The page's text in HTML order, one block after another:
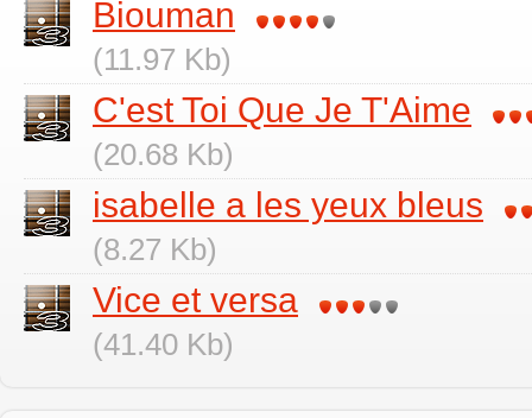
Biouman
(11.97 Kb)
C'est Toi Que Je T'Aime
(20.68 Kb)
isabelle a les yeux bleus
(8.27 Kb)
Vice et versa
(41.40 Kb)